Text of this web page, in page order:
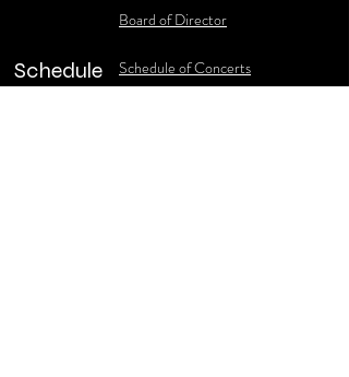
Board of Director
Schedule
Schedule of Concerts